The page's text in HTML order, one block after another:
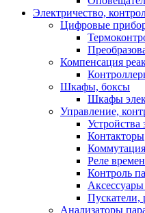
Электричество,
Цифровые
Компенсация
Шкафы, боксы
Шкафы
Управление,
Контакторы
Реле
Контроль
Пускатели,
Анализаторы